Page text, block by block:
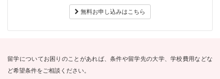
無料お申し込みはこちら
留学についてお困りのことがあれば、条件や留学先の大学、学校費用などな
ど希望条件をご相談ください。